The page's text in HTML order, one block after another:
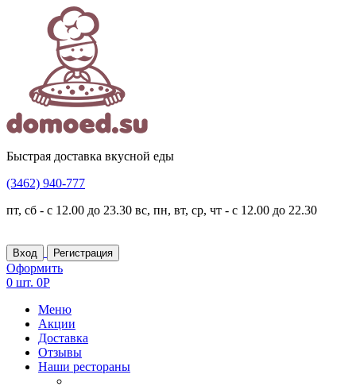
Быстрая доставка вкусной еды
(3462) 940-777
пт, сб - с 12.00 до 23.30 вс, пн, вт, ср, чт - с 12.00 до 22.30
Вход Регистрация
Оформить
0 шт. 0Р
Меню
Акции
Доставка
Отзывы
Наши рестораны